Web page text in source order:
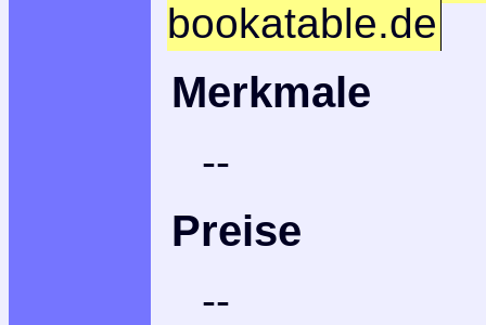
bookatable.de
Merkmale
--
Preise
--